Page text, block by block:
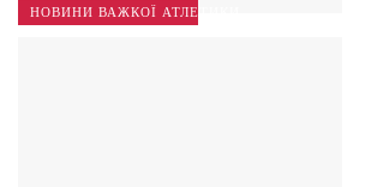
НОВИНИ ВАЖКОЇ АТЛЕТИКИ